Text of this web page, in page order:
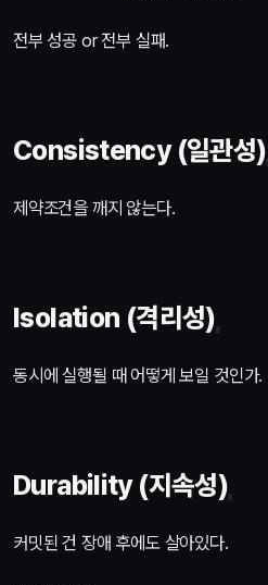
전부 성공 or 전부 실패.
Consistency (일관성)
제약조건을 깨지 않는다.
Isolation (격리성)
동시에 실행될 때 어떻게 보일 것인가.
Durability (지속성)
커밋된 건 장애 후에도 살아있다.